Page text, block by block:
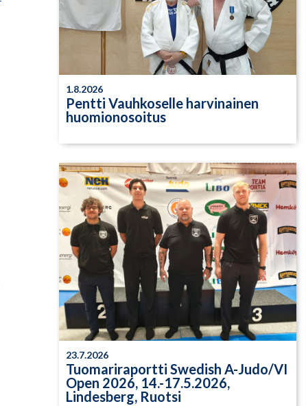
1.8.2026
Pentti Vauhkoselle harvinainen
huomionosoitus
23.7.2026
Tuomariraportti Swedish A-Judo/VI
Open 2026, 14.-17.5.2026,
Lindesberg, Ruotsi